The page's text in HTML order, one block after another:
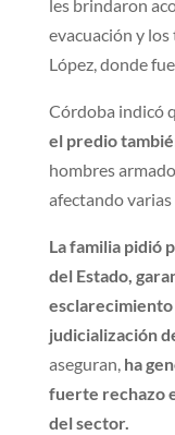
les brindaron
evacuación y
López, donde
Córdoba indicó
el predio
hombres
afectando varias
La familia pidió
del Estado,
esclarecimiento
judicialización
aseguran, ha
fuerte rechazo
del sector.